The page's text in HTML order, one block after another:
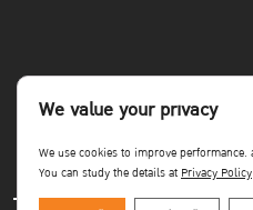
We value your privacy
We use cookies to improve
You can study the details atPrivacy Policy